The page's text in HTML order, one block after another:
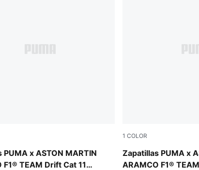
PUMA x ASTON MARTIN
F1® TEAM Drift Cat 11
Lime Shimmer
1 COLOR
Zapatillas PUMA x
ARAMCO F1®
PUMA White-Lime